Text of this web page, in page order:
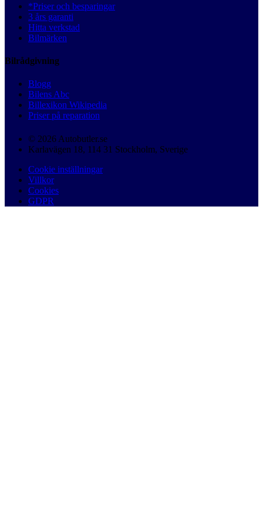
*Priser och besparingar
3 års garanti
Hitta verkstad
Bilmärken
Bilrådgivning
Blogg
Bilens Abc
Billexikon Wikipedia
Priser på reparation
© 2026 Autobutler.se
Karlavägen 18, 114 31 Stockholm, Sverige
Cookie inställningar
Villkor
Cookies
GDPR